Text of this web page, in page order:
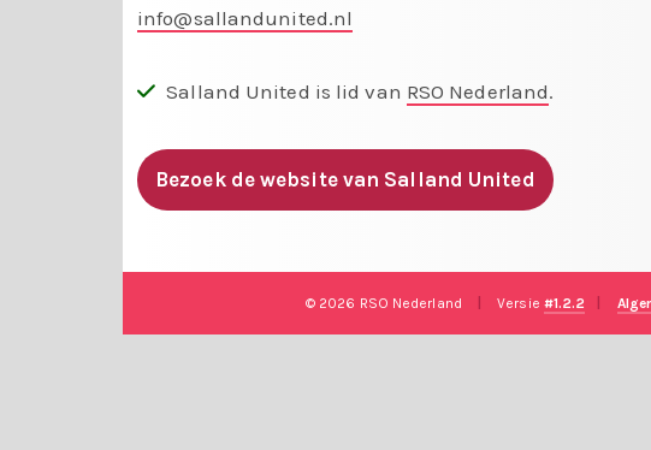
info@sallandunited.nl
Salland United is lid van RSO Nederland.
Bezoek de website van Salland United
© 2026 RSO Nederland Versie #1.2.2